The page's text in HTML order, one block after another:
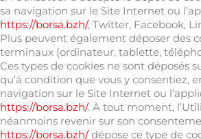
sa navigation sur le Site Internet ou
https://borsa.bzh/, Twitter, Facebook,
Plus peuvent également déposer des
terminaux (ordinateur, tablette,
Ces types de cookies ne sont déposés
qu’à condition que vous y consentiez,
navigation sur le Site Internet ou
https://borsa.bzh/. À tout moment,
néanmoins revenir sur son
https://borsa.bzh/dépose ce type de